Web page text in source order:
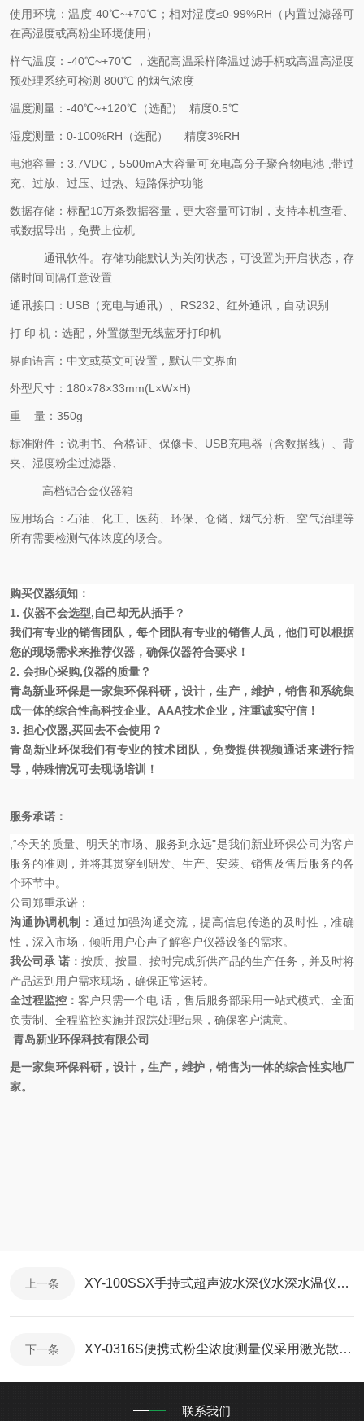
使用环境：温度-40℃~+70℃；相对湿度≤0-99%RH （ 内置过滤器可
在高湿度或高粉尘环境使用 ）
样气温度： -40℃~+70℃
，选配高温采样降温过滤手柄或高温高湿度
预处理系统可检测 800℃ 的烟气浓度
温度测量： -40℃~+120℃ （选配） 精度0.5℃
湿度测量： 0-100%RH （选配） 精度3%RH
电池容量：3.7VDC ， 5500mA大容量可充电高分子聚合物电池 带过
充、过放、过压、过热、短路保护功能
数据存储：标配10万条数据容量，更大容量可订制，支持本机查看、
或数据导出，免费上位机
通讯软件。存储功能默认为关闭状态，可设置为开启状态，存
储时间间隔任意设置
通讯接口： USB （充电与通讯）、 RS232 、红外通讯，自动识别
打 印 机： 选配，外置微型无线蓝牙打印机
界面语言： 中文或英文可设置，默认中文界面
外型尺寸： 180×78×33mm(L ×W×H)
重 量： 350g
标准附件： 说明书、合格证、保修卡、 USB充电器 （含数据线）、背
夹、湿度粉尘过滤器、
高档铝合金仪器箱
应用场合： 石油、化工、医药、环保、仓储、烟气分析、空气治理等
所有需要检测气体浓度的场合。
购买仪器须知：
1. 仪器不会选型,自己却无从插手 ？
我们有专业的销售团队，每个团队有专业的销售人员，他们可以根据
您的现场需求来推荐仪器，确保仪器符合要求！
2. 会担心采购,仪器的质量 ？
青岛新业环保是一家集环保科研，设计，生产，维护，销售和系统集
成一体的综合性高科技企业。 AAA技术企业，注重诚实守信！
3. 担心仪器,买回去不会使用 ？
青岛新业环保我们有专业的技术团队，免费提供视频通话来进行指
导，特殊情况可去现场培训！
服务承诺：
,“今天的质量、明天的市场、服务到永远"是我们新业环保公司为客户
服务的准则，并将其贯穿到研发、生产、安装、销售及售后服务的各
个环节中。
公司郑重承诺：
沟通协调机制： 通过加强沟通交流，提高信息传递的及时性，准确
性，深入市场，倾听用户心声了解客户仪器设备的需求。
我公司承 诺： 按质、按量、按时完成所供产品的生产任务，并及时将
产品运到用户需求现场，确保正常运转。
全过程监控： 客户只需一个电 话，售后服务部采用一站式模式、全面
负责制、全程监控实施并跟踪处理结果，确保客户满意。
青岛新业环保科技有限公司
是一家集环保科研，设计，生产，维护，销售为一体的综合性实地厂
家。
上一条 XY-100SSX手持式超声波水深仪水深水温仪便携式测深仪介绍
下一条 XY-0316S便携式粉尘浓度测量仪采用激光散射原理
联系我们